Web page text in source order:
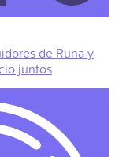
de Runa y
juntos